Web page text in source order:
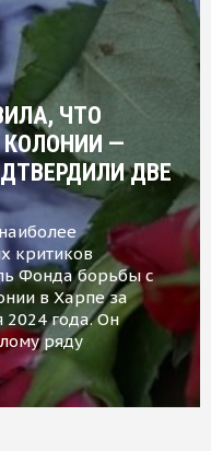
ЧТО
КОЛОНИИ —
ДВЕ
критиков
Фонда борьбы с
в Харпе за
года. Он
ряду